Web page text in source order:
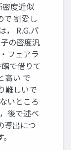
度近似
で 割愛し
， R.G.パ
の密度汎
フェアラ
で借りて
高い で
難しいで
いところ
後で述べ
導出につ